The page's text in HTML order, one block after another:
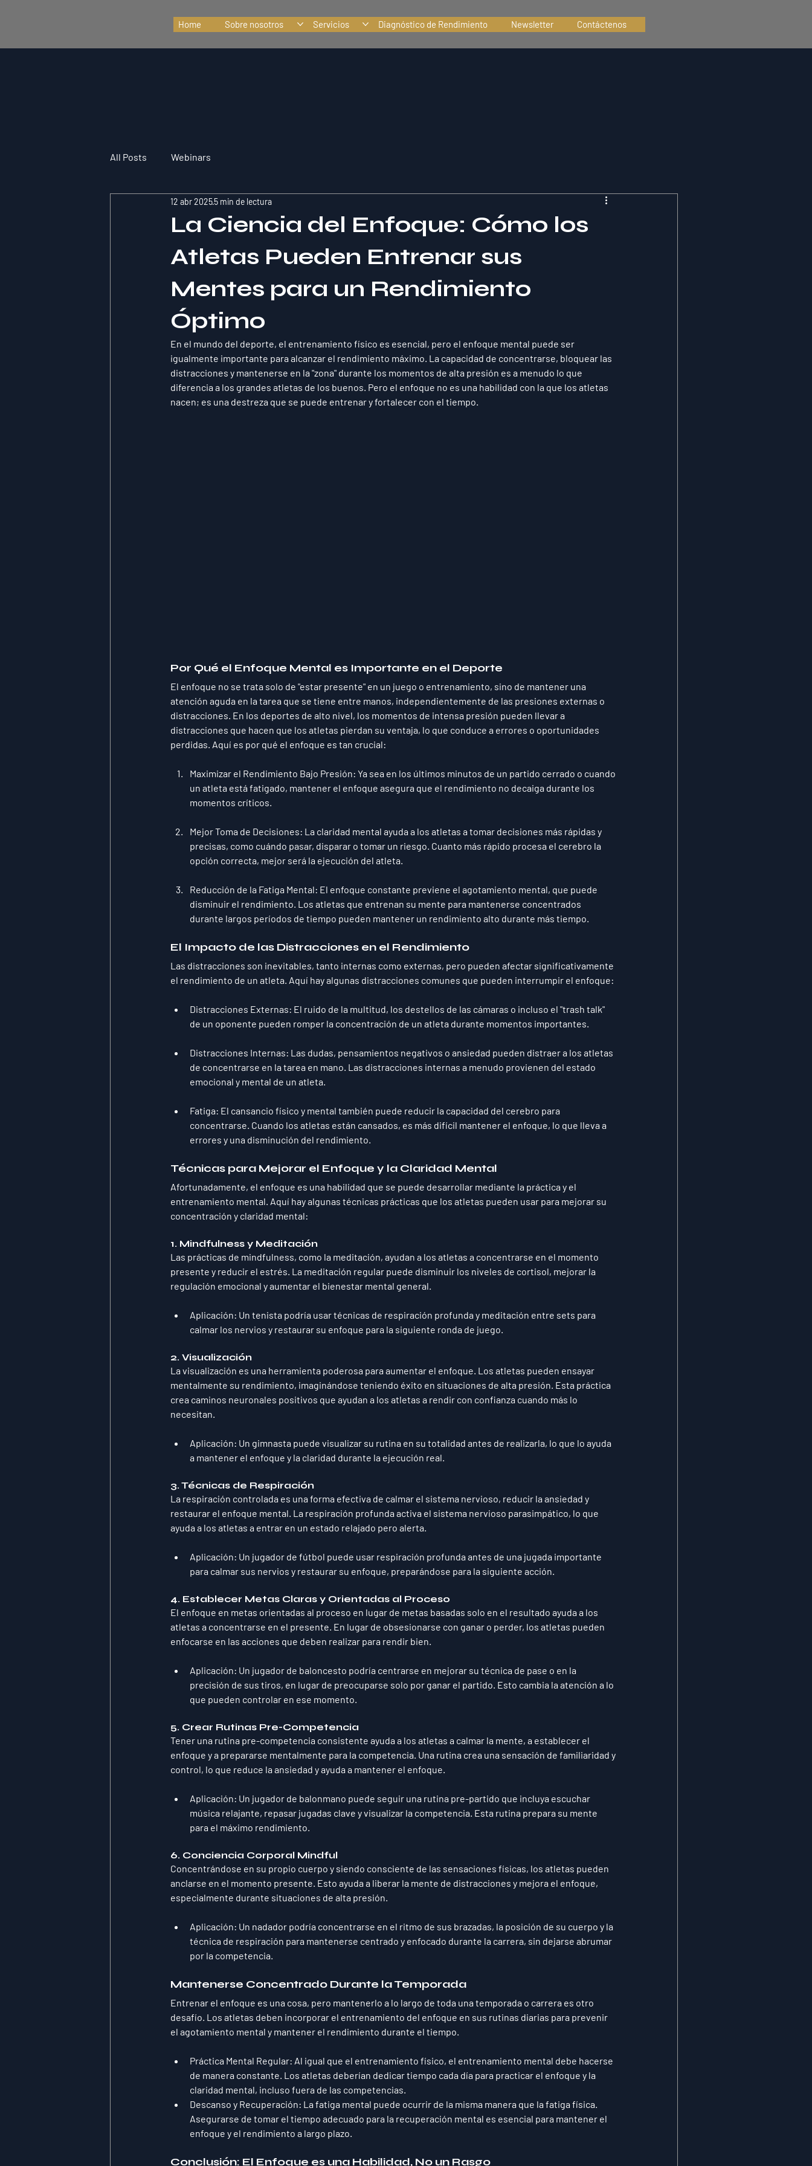
Home Sobre nosotros Servicios Diagnóstico de Rendimiento Newsletter Contáctenos
All Posts Webinars
La Ciencia del Enfoque: Cómo los
Atletas Pueden Entrenar sus
Mentes para un Rendimiento
Óptimo
12 abr 20255 min de lectura
En el mundo del deporte, el entrenamiento físico es esencial, pero el enfoque mental puede ser
igualmente importante para alcanzar el rendimiento máximo. La capacidad de concentrarse, bloquear las
distracciones y mantenerse en la "zona" durante los momentos de alta presión es a menudo lo que
diferencia a los grandes atletas de los buenos. Pero el enfoque no es una habilidad con la que los atletas
nacen; es una destreza que se puede entrenar y fortalecer con el tiempo.
Por Qué el Enfoque Mental es Importante en el Deporte
El enfoque no se trata solo de "estar presente" en un juego o entrenamiento, sino de mantener una
atención aguda en la tarea que se tiene entre manos, independientemente de las presiones externas o
distracciones. En los deportes de alto nivel, los momentos de intensa presión pueden llevar a
distracciones que hacen que los atletas pierdan su ventaja, lo que conduce a errores o oportunidades
perdidas. Aquí es por qué el enfoque es tan crucial:
Maximizar el Rendimiento Bajo Presión: Ya sea en los últimos minutos de un partido cerrado o cuando
un atleta está fatigado, mantener el enfoque asegura que el rendimiento no decaiga durante los
momentos críticos.
Mejor Toma de Decisiones: La claridad mental ayuda a los atletas a tomar decisiones más rápidas y
precisas, como cuándo pasar, disparar o tomar un riesgo. Cuanto más rápido procesa el cerebro la
opción correcta, mejor será la ejecución del atleta.
Reducción de la Fatiga Mental: El enfoque constante previene el agotamiento mental, que puede
disminuir el rendimiento. Los atletas que entrenan su mente para mantenerse concentrados
durante largos períodos de tiempo pueden mantener un rendimiento alto durante más tiempo.
El Impacto de las Distracciones en el Rendimiento
Las distracciones son inevitables, tanto internas como externas, pero pueden afectar significativamente
el rendimiento de un atleta. Aquí hay algunas distracciones comunes que pueden interrumpir el enfoque:
Distracciones Externas: El ruido de la multitud, los destellos de las cámaras o incluso el "trash talk"
de un oponente pueden romper la concentración de un atleta durante momentos importantes.
Distracciones Internas: Las dudas, pensamientos negativos o ansiedad pueden distraer a los atletas
de concentrarse en la tarea en mano. Las distracciones internas a menudo provienen del estado
emocional y mental de un atleta.
Fatiga: El cansancio físico y mental también puede reducir la capacidad del cerebro para
concentrarse. Cuando los atletas están cansados, es más difícil mantener el enfoque, lo que lleva a
errores y una disminución del rendimiento.
Técnicas para Mejorar el Enfoque y la Claridad Mental
Afortunadamente, el enfoque es una habilidad que se puede desarrollar mediante la práctica y el
entrenamiento mental. Aquí hay algunas técnicas prácticas que los atletas pueden usar para mejorar su
concentración y claridad mental:
1. Mindfulness y Meditación
Las prácticas de mindfulness, como la meditación, ayudan a los atletas a concentrarse en el momento
presente y reducir el estrés. La meditación regular puede disminuir los niveles de cortisol, mejorar la
regulación emocional y aumentar el bienestar mental general.
Aplicación: Un tenista podría usar técnicas de respiración profunda y meditación entre sets para
calmar los nervios y restaurar su enfoque para la siguiente ronda de juego.
2. Visualización
La visualización es una herramienta poderosa para aumentar el enfoque. Los atletas pueden ensayar
mentalmente su rendimiento, imaginándose teniendo éxito en situaciones de alta presión. Esta práctica
crea caminos neuronales positivos que ayudan a los atletas a rendir con confianza cuando más lo
necesitan.
Aplicación: Un gimnasta puede visualizar su rutina en su totalidad antes de realizarla, lo que lo ayuda
a mantener el enfoque y la claridad durante la ejecución real.
3. Técnicas de Respiración
La respiración controlada es una forma efectiva de calmar el sistema nervioso, reducir la ansiedad y
restaurar el enfoque mental. La respiración profunda activa el sistema nervioso parasimpático, lo que
ayuda a los atletas a entrar en un estado relajado pero alerta.
Aplicación: Un jugador de fútbol puede usar respiración profunda antes de una jugada importante
para calmar sus nervios y restaurar su enfoque, preparándose para la siguiente acción.
4. Establecer Metas Claras y Orientadas al Proceso
El enfoque en metas orientadas al proceso en lugar de metas basadas solo en el resultado ayuda a los
atletas a concentrarse en el presente. En lugar de obsesionarse con ganar o perder, los atletas pueden
enfocarse en las acciones que deben realizar para rendir bien.
Aplicación: Un jugador de baloncesto podría centrarse en mejorar su técnica de pase o en la
precisión de sus tiros, en lugar de preocuparse solo por ganar el partido. Esto cambia la atención a lo
que pueden controlar en ese momento.
5. Crear Rutinas Pre-Competencia
Tener una rutina pre-competencia consistente ayuda a los atletas a calmar la mente, a establecer el
enfoque y a prepararse mentalmente para la competencia. Una rutina crea una sensación de familiaridad y
control, lo que reduce la ansiedad y ayuda a mantener el enfoque.
Aplicación: Un jugador de balonmano puede seguir una rutina pre-partido que incluya escuchar
música relajante, repasar jugadas clave y visualizar la competencia. Esta rutina prepara su mente
para el máximo rendimiento.
6. Conciencia Corporal Mindful
Concentrándose en su propio cuerpo y siendo consciente de las sensaciones físicas, los atletas pueden
anclarse en el momento presente. Esto ayuda a liberar la mente de distracciones y mejora el enfoque,
especialmente durante situaciones de alta presión.
Aplicación: Un nadador podría concentrarse en el ritmo de sus brazadas, la posición de su cuerpo y la
técnica de respiración para mantenerse centrado y enfocado durante la carrera, sin dejarse abrumar
por la competencia.
Mantenerse Concentrado Durante la Temporada
Entrenar el enfoque es una cosa, pero mantenerlo a lo largo de toda una temporada o carrera es otro
desafío. Los atletas deben incorporar el entrenamiento del enfoque en sus rutinas diarias para prevenir
el agotamiento mental y mantener el rendimiento durante el tiempo.
Práctica Mental Regular: Al igual que el entrenamiento físico, el entrenamiento mental debe hacerse
de manera constante. Los atletas deberían dedicar tiempo cada día para practicar el enfoque y la
claridad mental, incluso fuera de las competencias.
Descanso y Recuperación: La fatiga mental puede ocurrir de la misma manera que la fatiga física.
Asegurarse de tomar el tiempo adecuado para la recuperación mental es esencial para mantener el
enfoque y el rendimiento a largo plazo.
Conclusión: El Enfoque es una Habilidad, No un Rasgo